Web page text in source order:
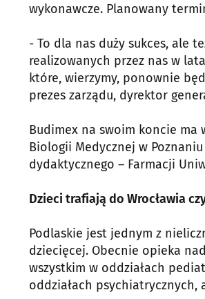
wykonawcze. Planowany
- To dla nas duży sukces, ale
realizowanych przez nas w
które, wierzymy, ponownie
prezes zarządu, dyrektor
Budimex na swoim koncie ma
Biologii Medycznej w
dydaktycznego – Farmacji
Dzieci trafiają do Wrocławia
Podlaskie jest jednym z
dziecięcej. Obecnie opieka
wszystkim w oddziałach
oddziałach